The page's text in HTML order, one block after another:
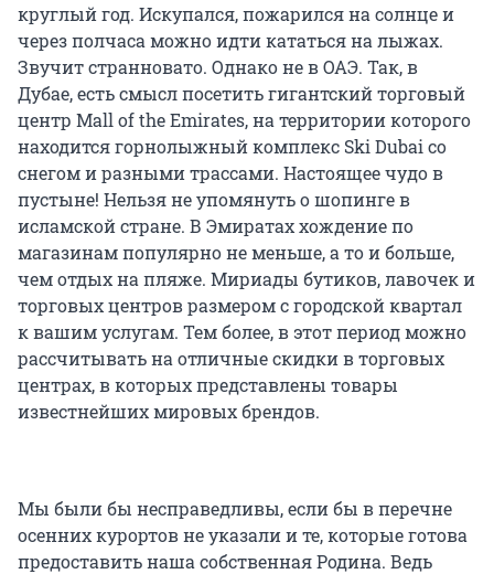
круглый год. Искупался, пожарился на солнце и
через полчаса можно идти кататься на лыжах.
Звучит странновато. Однако не в ОАЭ. Так, в
Дубае, есть смысл посетить гигантский торговый
центр Mall of the Emirates, на территории которого
находится горнолыжный комплекс Ski Dubai со
снегом и разными трассами. Настоящее чудо в
пустыне! Нельзя не упомянуть о шопинге в
исламской стране. В Эмиратах хождение по
магазинам популярно не меньше, а то и больше,
чем отдых на пляже. Мириады бутиков, лавочек и
торговых центров размером с городской квартал
к вашим услугам. Тем более, в этот период можно
рассчитывать на отличные скидки в торговых
центрах, в которых представлены товары
известнейших мировых брендов.
Мы были бы несправедливы, если бы в перечне
осенних курортов не указали и те, которые готова
предоставить наша собственная Родина. Ведь